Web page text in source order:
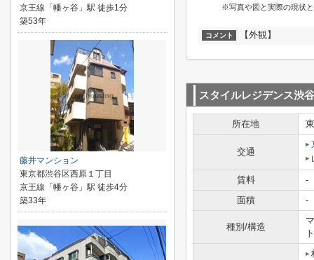
※写真や図と実際の現状
コメント 【外観】
スタイルレジデンス渋
所在地
交通
賃料
-
面積
-
種別/構造
ト
京王線「幡ヶ谷」駅 徒歩1分
築53年
藤井マンション
東京都渋谷区西原１丁目
京王線「幡ヶ谷」駅 徒歩4分
築33年